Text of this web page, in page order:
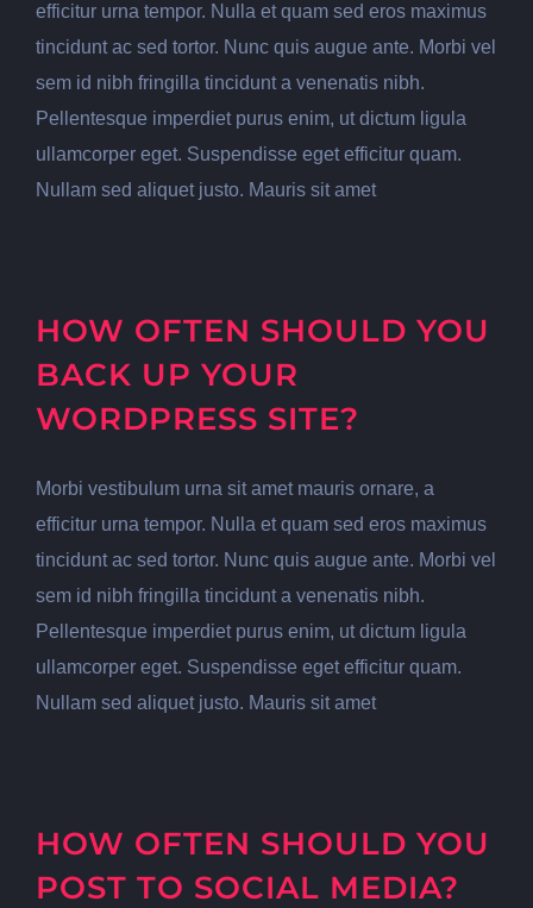
efficitur urna tempor. Nulla et quam sed eros maximus
tincidunt ac sed tortor. Nunc quis augue ante. Morbi vel
sem id nibh fringilla tincidunt a venenatis nibh.
Pellentesque imperdiet purus enim, ut dictum ligula
ullamcorper eget. Suspendisse eget efficitur quam.
Nullam sed aliquet justo. Mauris sit amet
HOW OFTEN SHOULD YOU
BACK UP YOUR
WORDPRESS SITE?
Morbi vestibulum urna sit amet mauris ornare, a
efficitur urna tempor. Nulla et quam sed eros maximus
tincidunt ac sed tortor. Nunc quis augue ante. Morbi vel
sem id nibh fringilla tincidunt a venenatis nibh.
Pellentesque imperdiet purus enim, ut dictum ligula
ullamcorper eget. Suspendisse eget efficitur quam.
Nullam sed aliquet justo. Mauris sit amet
HOW OFTEN SHOULD YOU
POST TO SOCIAL MEDIA?